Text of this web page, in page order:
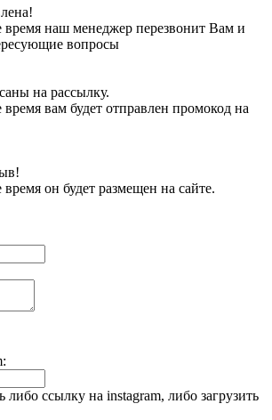
наш менеджер перезвонит Вам и
вопросы
на рассылку.
вам будет отправлен промокод на
он будет размещен на сайте.
либо ссылку на instagram, либо загрузить